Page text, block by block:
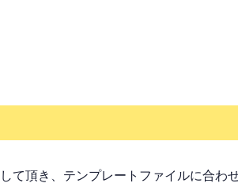
て頂き、テンプレートファイルに合わ